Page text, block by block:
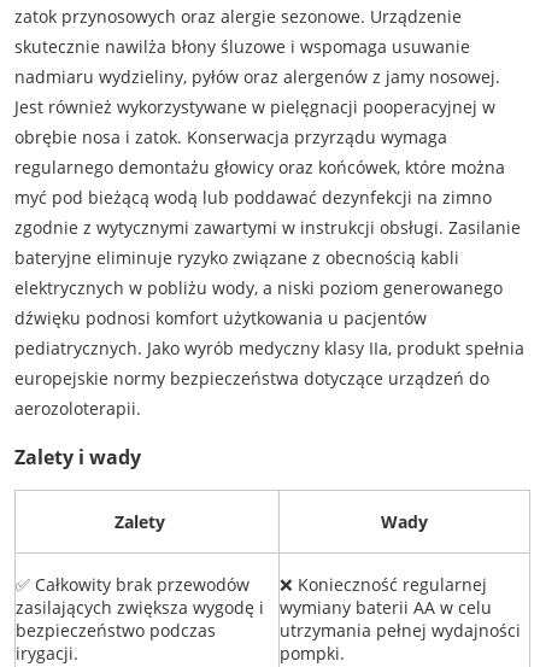
zatok przynosowych oraz alergie sezonowe. Urządzenie
skutecznie nawilża błony śluzowe i wspomaga usuwanie
nadmiaru wydzieliny, pyłów oraz alergenów z jamy nosowej.
Jest również wykorzystywane w pielęgnacji pooperacyjnej w
obrębie nosa i zatok. Konserwacja przyrządu wymaga
regularnego demontażu głowicy oraz końcówek, które można
myć pod bieżącą wodą lub poddawać dezynfekcji na zimno
zgodnie z wytycznymi zawartymi w instrukcji obsługi. Zasilanie
bateryjne eliminuje ryzyko związane z obecnością kabli
elektrycznych w pobliżu wody, a niski poziom generowanego
dźwięku podnosi komfort użytkowania u pacjentów
pediatrycznych. Jako wyrób medyczny klasy IIa, produkt spełnia
europejskie normy bezpieczeństwa dotyczące urządzeń do
aerozoloterapii.
Zalety i wady
Zalety Wady
✅ Całkowity brak przewodów
zasilających zwiększa wygodę i
bezpieczeństwo podczas
irygacji.
❌ Konieczność regularnej
wymiany baterii AA w celu
utrzymania pełnej wydajności
pompki.